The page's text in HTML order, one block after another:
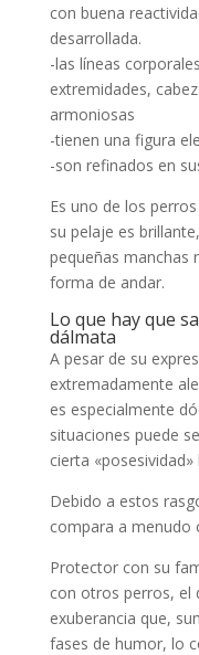
con buena
desarrollada.
-las líneas
extremidades,
armoniosas
-tienen una figura
-son refinados en
Es uno de los
su pelaje es
pequeñas manchas
forma de andar.
Lo que hay que
dálmata
A pesar de su
extremadamente
es especialmente
situaciones puede
cierta
Debido a estos
compara a menudo
Protector con su
con otros perros, el
exuberancia que,
fases de humor, lo